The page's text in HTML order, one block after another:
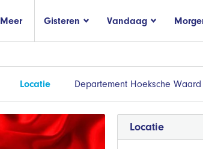
Meer Gisteren Vandaag
Locatie Departement Hoeksche Waard
Locatie